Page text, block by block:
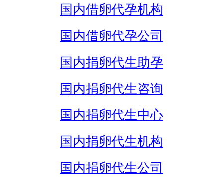
国内借卵代孕机构
国内借卵代孕公司
国内捐卵代生助孕
国内捐卵代生咨询
国内捐卵代生中心
国内捐卵代生机构
国内捐卵代生公司